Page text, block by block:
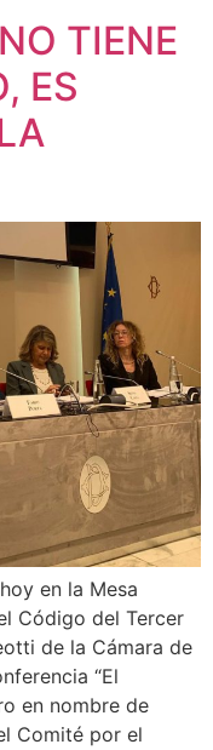
TIENE
ES
en la Mesa
Código del Tercer
de la Cámara de
“El
en nombre de
Comité por el